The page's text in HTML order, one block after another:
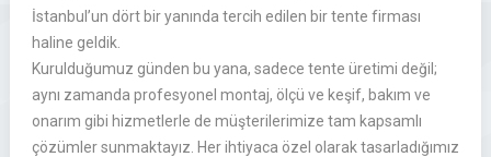
İstanbul’un dört bir yanında tercih edilen bir tente firması
haline geldik.
Kurulduğumuz günden bu yana, sadece tente üretimi değil;
aynı zamanda profesyonel montaj, ölçü ve keşif, bakım ve
onarım gibi hizmetlerle de müşterilerimize tam kapsamlı
çözümler sunmaktayız. Her ihtiyaca özel olarak tasarladığımız